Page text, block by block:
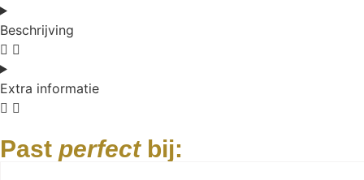
Beschrijving
Extra informatie
Past perfectbij: